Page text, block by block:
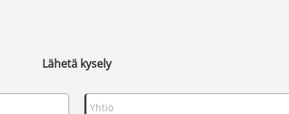
Lähetä kysely